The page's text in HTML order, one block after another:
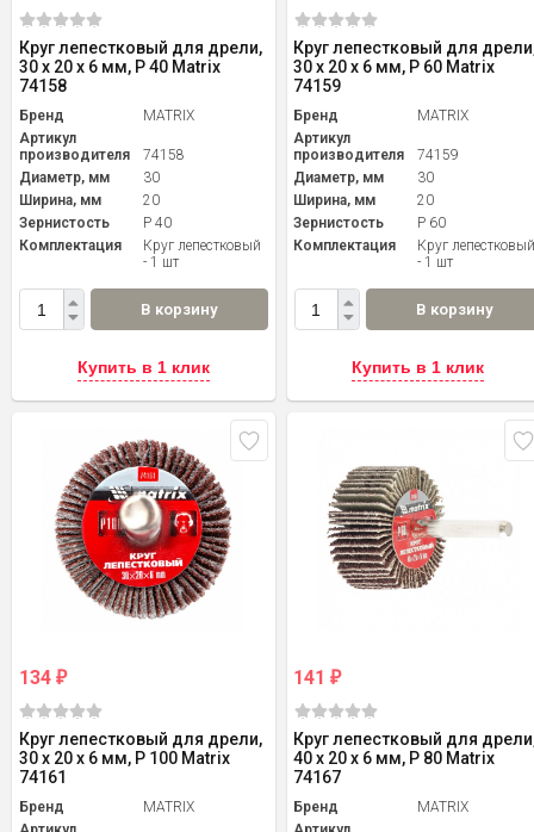
Круг лепестковый для дрели,
30 х 20 х 6 мм, P 40 Matrix
74158
Бренд
MATRIX
Артикул
производителя
74158
Диаметр, мм
30
Ширина, мм
20
Зернистость
P 40
Комплектация
Круг лепестковый
- 1 шт
В корзину
Купить в 1 клик
Круг лепестковый для
30 х 20 х 6 мм, P 60 Matrix
74159
Бренд
MATRIX
Артикул
производителя
74159
Диаметр, мм
30
Ширина, мм
20
Зернистость
P 60
Комплектация
Круг
- 1 шт
В корзину
Купить в 1 клик
134 ₽
Круг лепестковый для дрели,
30 х 20 х 6 мм, P 100 Matrix
74161
Бренд
MATRIX
141₽
Круг лепестковый для
40 х 20 х 6 мм, P 80 Matrix
74167
Бренд
MATRIX